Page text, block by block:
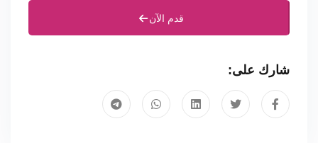
قدم الآن
شارك على: